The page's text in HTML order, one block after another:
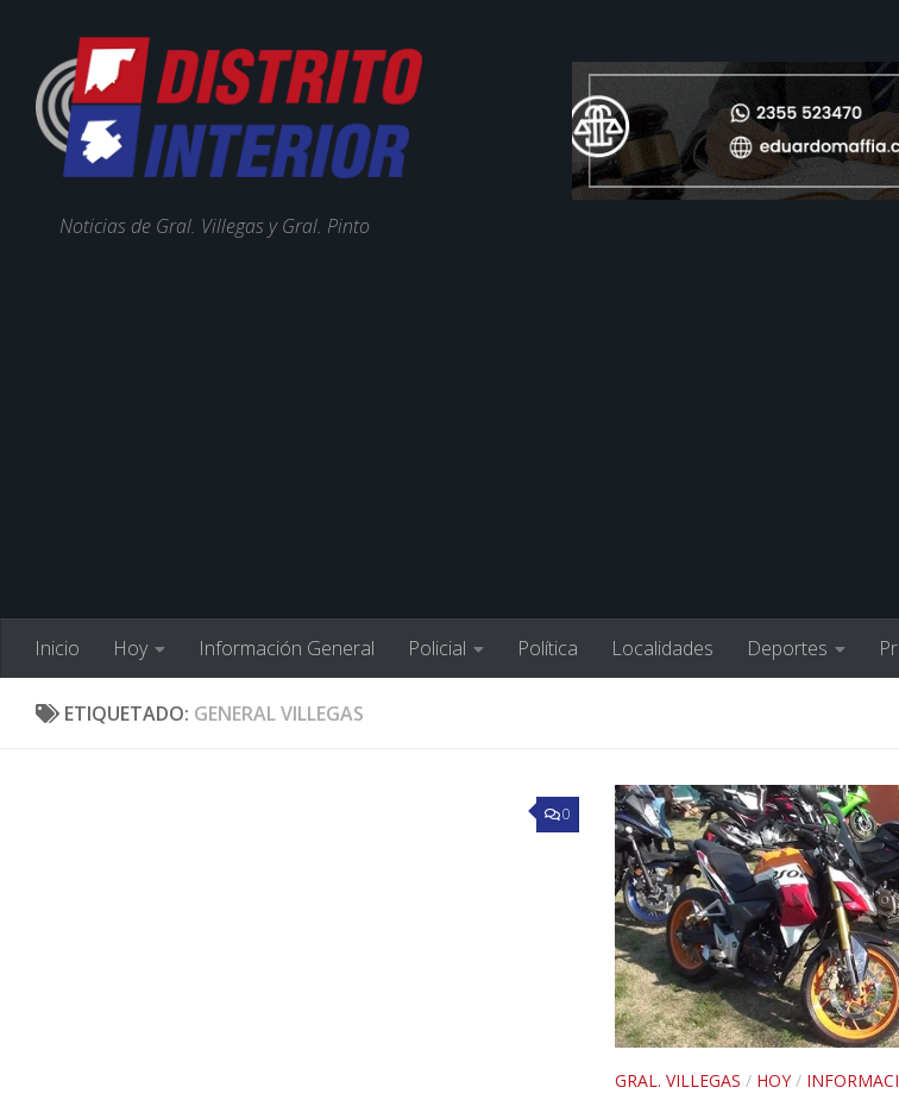
Noticias de Gral. Villegas y Gral. Pinto
Inicio Hoy Información General Policial Política Localidades Deportes
ETIQUETADO: GENERAL VILLEGAS
0
GRAL. VILLEGAS / HOY /